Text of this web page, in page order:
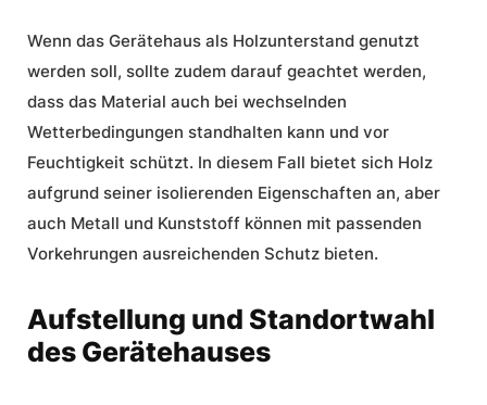
Wenn das Gerätehaus als Holzunterstand genutzt
werden soll, sollte zudem darauf geachtet werden,
dass das Material auch bei wechselnden
Wetterbedingungen standhalten kann und vor
Feuchtigkeit schützt. In diesem Fall bietet sich Holz
aufgrund seiner isolierenden Eigenschaften an, aber
auch Metall und Kunststoff können mit passenden
Vorkehrungen ausreichenden Schutz bieten.
Aufstellung und Standortwahl
des Gerätehauses